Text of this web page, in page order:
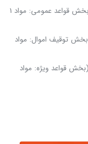
دانشنامه اجرای احکام مدنی جلد اول (بخش قواعد عمومی: مواد 1
توقیف اموال: مواد
قواعد ویژه: مواد